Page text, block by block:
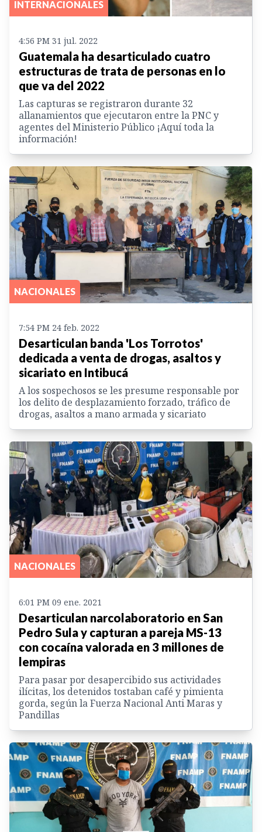
INTERNACIONALES
4:56 PM 31 jul. 2022
Guatemala ha desarticulado cuatro
estructuras de trata de personas en lo
que va del 2022
Las capturas se registraron durante 32
allanamientos que ejecutaron entre la PNC y
agentes del Ministerio Público ¡Aquí toda la
información!
NACIONALES
7:54 PM 24 feb. 2022
Desarticulan banda 'Los Torrotos'
dedicada a venta de drogas, asaltos y
sicariato en Intibucá
A los sospechosos se les presume responsable por
los delito de desplazamiento forzado, tráfico de
drogas, asaltos a mano armada y sicariato
NACIONALES
6:01 PM 09 ene. 2021
Desarticulan narcolaboratorio en San
Pedro Sula y capturan a pareja MS-13
con cocaína valorada en 3 millones de
lempiras
Para pasar por desapercibido sus actividades
ilícitas, los detenidos tostaban café y pimienta
gorda, según la Fuerza Nacional Anti Maras y
Pandillas